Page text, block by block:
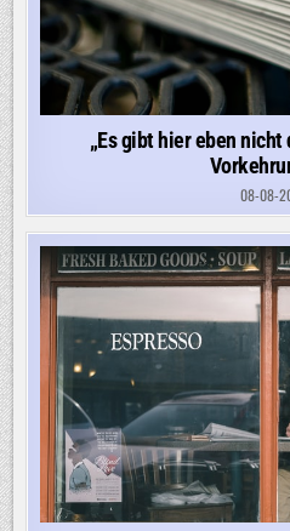
„Es gibt hier eben
08-08-